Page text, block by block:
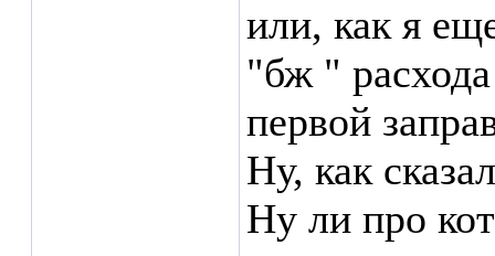
или, как я
"бж "
первой
Ну, как
Ну ли про